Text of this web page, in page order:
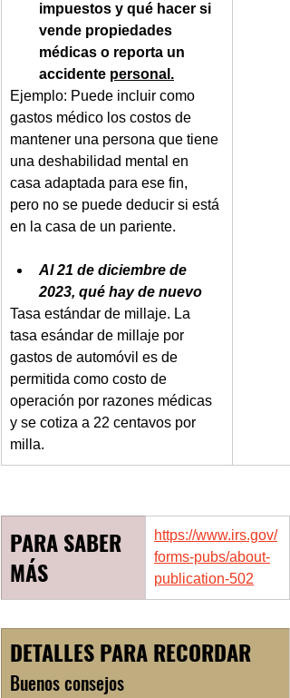
impuestos y qué hacer si
vende propiedades
médicas o reporta un
accidente personal.
Ejemplo: Puede incluir como
gastos médico los costos de
mantener una persona que tiene
una deshabilidad mental en
casa adaptada para ese fin,
pero no se puede deducir si está
en la casa de un pariente.
Al 21 de diciembre de
2023, qué hay de nuevo
Tasa estándar de millaje. La
tasa esándar de millaje por
gastos de automóvil es de
permitida como costo de
operación por razones médicas
y se cotiza a 22 centavos por
milla.
PARA SABER
MÁS
https://www.irs.gov/
forms-pubs/about-
publication-502
DETALLES PARA RECORDAR
Buenos consejos